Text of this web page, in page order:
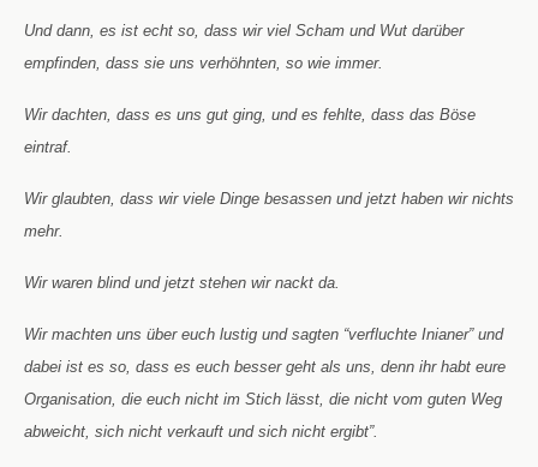
Und dann, es ist echt so, dass wir viel Scham und Wut darüber
empfinden, dass sie uns verhöhnten, so wie immer.
Wir dachten, dass es uns gut ging, und es fehlte, dass das Böse
eintraf.
Wir glaubten, dass wir viele Dinge besassen und jetzt haben wir nichts
mehr.
Wir waren blind und jetzt stehen wir nackt da.
Wir machten uns über euch lustig und sagten “verfluchte Inianer” und
dabei ist es so, dass es euch besser geht als uns, denn ihr habt eure
Organisation, die euch nicht im Stich lässt, die nicht vom guten Weg
abweicht, sich nicht verkauft und sich nicht ergibt”.